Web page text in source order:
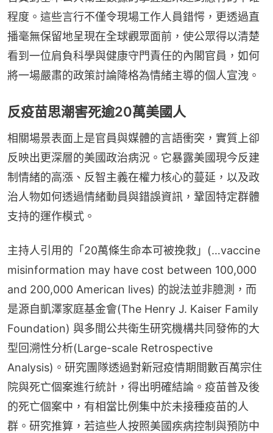
程度。這些言行不僅令現場工作人員錯愕，更透過直
播毫無保留地呈現在全球觀眾面前，使公眾得以清楚
看到一位肩負科學與健康守門責任的內閣官員，如何
將一場嚴肅的政策討論降格為情緒主導的個人宣洩。
反疫苗思潮害死逾20萬美國人
相關場景表面上是官員與媒體的言語衝突，實質上卻
反映出更深層的美國政治病況。它暴露美國現今反建
制情緒的高漲、反智主義在權力核心的蔓延，以及政
治人物如何透過情緒動員與錯誤資訊，鞏固特定群體
支持的運作模式。
主持人引用的「20萬條生命本可被挽救」(…vaccine
misinformation may have cost between 100,000
and 200,000 American lives) 的說法並非臆測，而
是源自凱澤家庭基金會(The Henry J. Kaiser Family
Foundation) 與多間公共衛生研究機構共同發佈的大
型回溯性分析(Large-scale Retrospective
Analysis)。研究團隊透過對新冠疫情期間數百萬宗住
院與死亡個案進行統計，得出明確結論。疫苗普及後
的死亡個案中，有相當比例集中於未接種疫苗的人
群。研究推算，若這些人按照美國疾病控制與預防中